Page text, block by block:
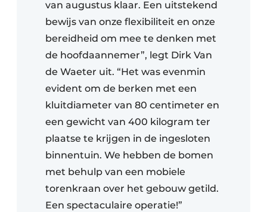
van augustus klaar. Een uitstekend
bewijs van onze flexibiliteit en onze
bereidheid om mee te denken met
de hoofdaannemer”, legt Dirk Van
de Waeter uit. “Het was evenmin
evident om de berken met een
kluitdiameter van 80 centimeter en
een gewicht van 400 kilogram ter
plaatse te krijgen in de ingesloten
binnentuin. We hebben de bomen
met behulp van een mobiele
torenkraan over het gebouw getild.
Een spectaculaire operatie!”